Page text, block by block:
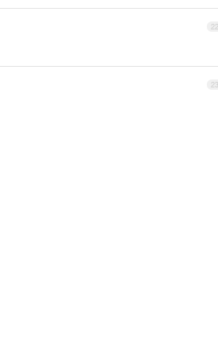
22
23